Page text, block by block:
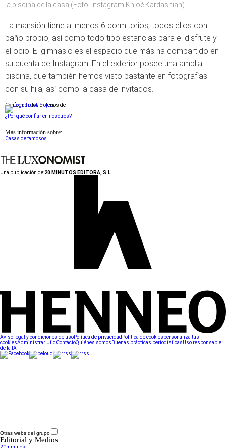
la piscina de la casa (Foto: Instagram Khloé Kardashian)
La mansión tiene al menos 6 dormitorios, todos ellos con
baño propio, así como todo tipo estancias para el disfrute y
el ocio. El gimnasio es el espacio que más ha compartido en
su cuenta de Instagram. En el exterior posee una amplia
piscina, que también hemos visto bastante en fotografías
con su hija, así como la casa de invitados.
Conforme a los criterios de
¿Por qué confiar en nosotros?
Más información sobre:
Casas de famosos
Una publicación de:20 MINUTOS EDITORA, S.L.
Aviso legal y condiciones de usoPolítica de privacidad Política de cookiespersonaliza tus
cookiesAdministrar UtiqContactoQuiénes somos Buenas prácticas periodísticasUso responsable
de la IA
Otras webs del grupo
Editorial y Medios